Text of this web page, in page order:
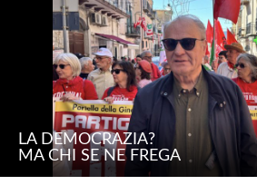
LA DEMOCRAZIA?
MA CHI SE NE FREGA